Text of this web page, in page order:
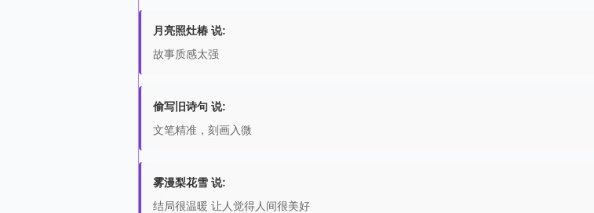
月亮照灶椿 说:
故事质感太强
偷写旧诗句 说:
文笔精准，刻画入微
雾漫梨花雪 说:
结局很温暖 让人觉得人间很美好